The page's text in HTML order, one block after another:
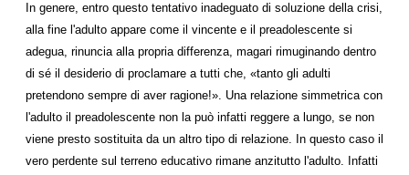
In genere, entro questo tentativo inadeguato di soluzione della crisi,
alla fine l'adulto appare come il vincente e il preadolescente si
adegua, rinuncia alla propria differenza, magari rimuginando dentro
di sé il desiderio di proclamare a tutti che, «tanto gli adulti
pretendono sempre di aver ragione!». Una relazione simmetrica con
l'adulto il preadolescente non la può infatti reggere a lungo, se non
viene presto sostituita da un altro tipo di relazione. In questo caso il
vero perdente sul terreno educativo rimane anzitutto l'adulto. Infatti